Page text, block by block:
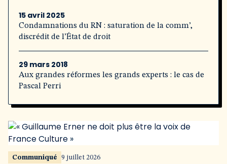
15 avril 2025
Condamnations du RN : saturation de la comm’,
discrédit de l’État de droit
29 mars 2018
Aux grandes réformes les grands experts : le cas de
Pascal Perri
Communiqué 9 juillet 2026